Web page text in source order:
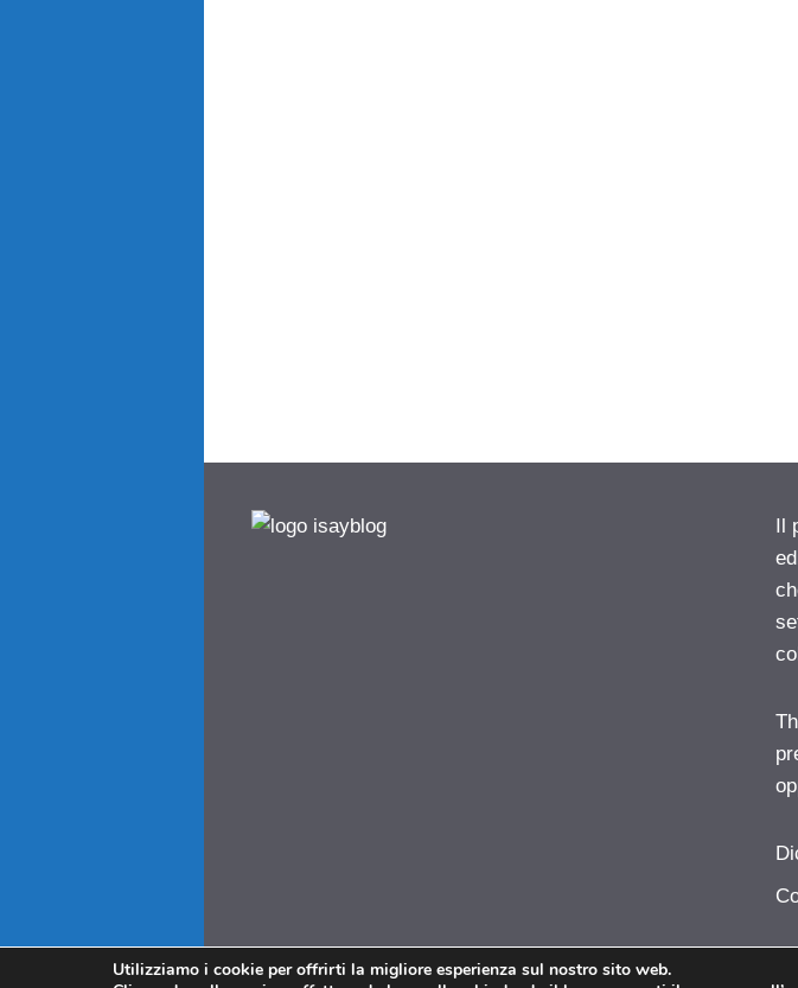
Utilizziamo i cookie per offrirti la migliore esperienza sul nostro sito web.